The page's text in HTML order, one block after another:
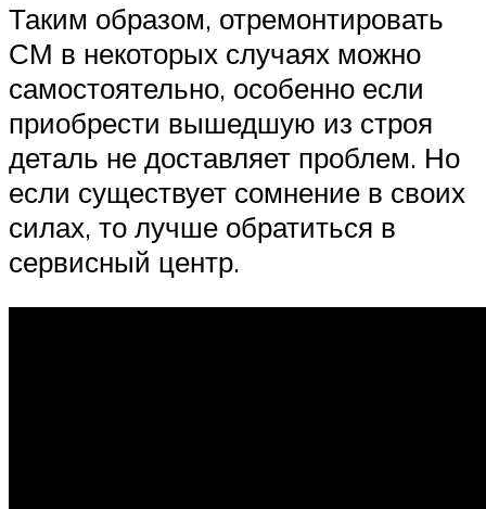
Таким образом, отремонтировать
СМ в некоторых случаях можно
самостоятельно, особенно если
приобрести вышедшую из строя
деталь не доставляет проблем. Но
если существует сомнение в своих
силах, то лучше обратиться в
сервисный центр.